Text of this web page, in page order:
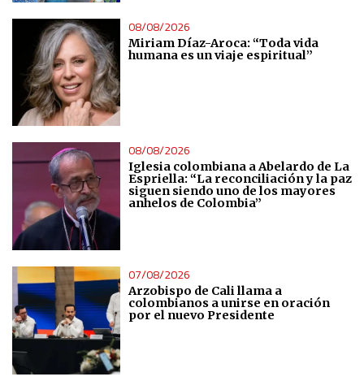
08/08/2026
Miriam Díaz-Aroca: “Toda vida
humana es un viaje espiritual”
08/08/2026
Iglesia colombiana a Abelardo de La
Espriella: “La reconciliación y la paz
siguen siendo uno de los mayores
anhelos de Colombia”
07/08/2026
Arzobispo de Cali llama a
colombianos a unirse en oración
por el nuevo Presidente